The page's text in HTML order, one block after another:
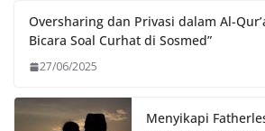
Oversharing dan Privasi dalam Al-
Bicara Soal Curhat di Sosmed”
27/06/2025
Menyikapi